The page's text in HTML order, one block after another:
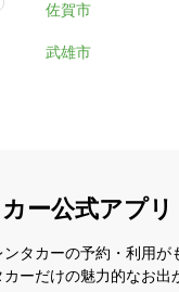
佐賀市
武雄市
ー公式アプリ
タカーの予約・利用
ーだけの魅力的なお出